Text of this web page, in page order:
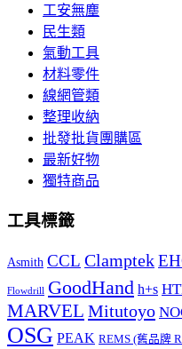
工安無塵
民生類
氣動工具
材料零件
線網管類
整理收納
批發批貨團購區
最新好物
獨特商品
工具標籤
Asmith CCL Clamptek
Flowdrill GoodHand h+s
MARVEL Mitutoyo
OSG PEAK REMS (舊品牌